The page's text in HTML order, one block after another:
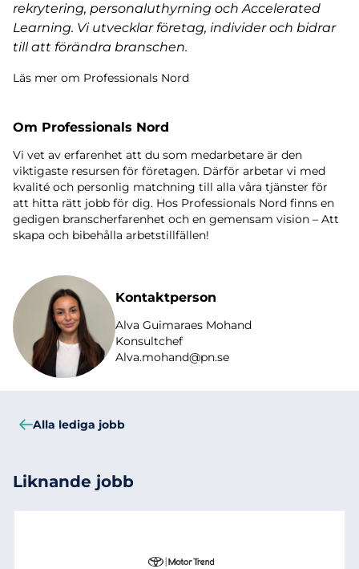
rekrytering, personaluthyrning och Accelerated
Learning. Vi utvecklar företag, individer och bidrar
till att förändra branschen.
Läs mer om Professionals Nord
Om Professionals Nord
Vi vet av erfarenhet att du som medarbetare är den
viktigaste resursen för företagen. Därför arbetar vi med
kvalité och personlig matchning till alla våra tjänster för
att hitta rätt jobb för dig. Hos Professionals Nord finns en
gedigen branscherfarenhet och en gemensam vision – Att
skapa och bibehålla arbetstillfällen!
Kontaktperson
Alva Guimaraes Mohand
Konsultchef
Alva.mohand@pn.se
Alla lediga jobb
Liknande jobb